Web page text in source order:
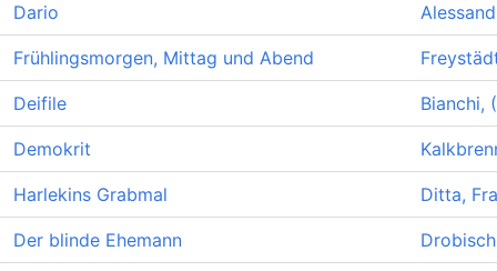
Dario
Frühlingsmorgen, Mittag und Abend
Deifile Bianchi,
Demokrit
Harlekins Grabmal Ditta,
Der blinde Ehemann